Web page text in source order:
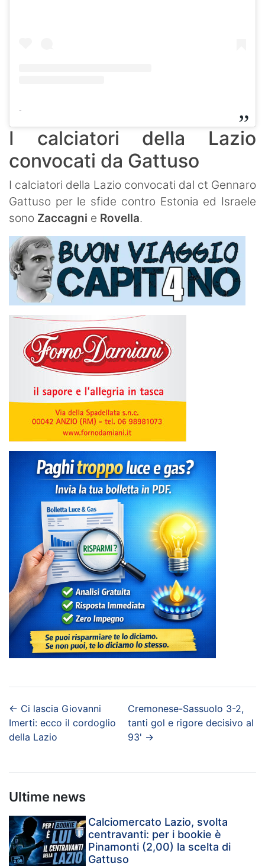
-
I calciatori della Lazio
convocati da Gattuso
I calciatori della Lazio convocati dal ct Gennaro
Gattuso per le sfide contro Estonia ed Israele
sono Zaccagni e Rovella.
← Ci lascia Giovanni
Imerti: ecco il cordoglio
della Lazio
Cremonese-Sassuolo 3-2,
tanti gol e rigore decisivo al
93' →
Ultime news
Calciomercato Lazio, svolta
centravanti: per i bookie è
Pinamonti (2,00) la scelta di
Gattuso